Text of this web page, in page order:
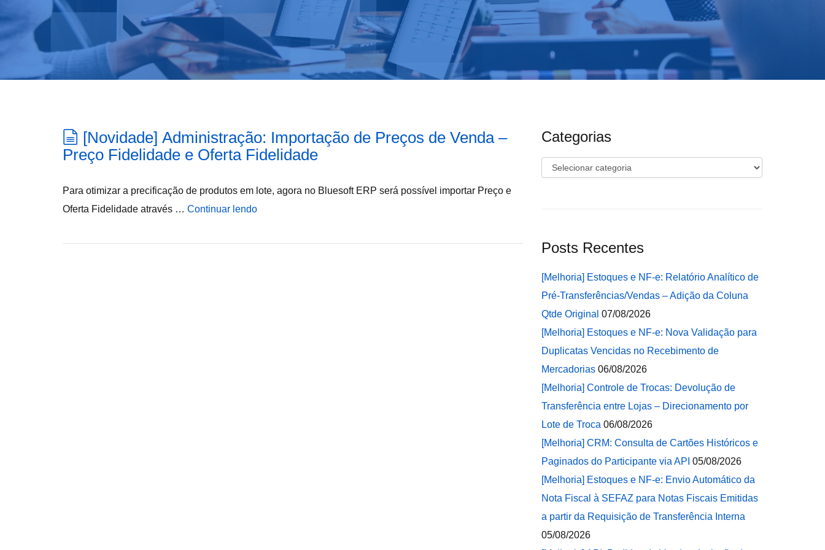
[Novidade] Administração: Importação de Preços de Venda –
Preço Fidelidade e Oferta Fidelidade
Para otimizar a precificação de produtos em lote, agora no Bluesoft ERP será possível importar Preço e
Oferta Fidelidade através … Continuar lendo
Categorias
Categorias
Posts Recentes
[Melhoria] Estoques e NF-e: Relatório Analítico de
Pré-Transferências/Vendas – Adição da Coluna
Qtde Original 07/08/2026
[Melhoria] Estoques e NF-e: Nova Validação para
Duplicatas Vencidas no Recebimento de
Mercadorias 06/08/2026
[Melhoria] Controle de Trocas: Devolução de
Transferência entre Lojas – Direcionamento por
Lote de Troca 06/08/2026
[Melhoria] CRM: Consulta de Cartões Históricos e
Paginados do Participante via API 05/08/2026
[Melhoria] Estoques e NF-e: Envio Automático da
Nota Fiscal à SEFAZ para Notas Fiscais Emitidas
a partir da Requisição de Transferência Interna
05/08/2026